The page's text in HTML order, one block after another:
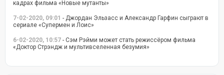
кадрах фильма «Новые мутанты»
7-02-2020, 09:01 - Джордан Эльзасс и Александр Гарфин сыграют в
сериале «Супермен и Лоис»
6-02-2020, 10:57 - Сэм Рэйми может стать режиссёром фильма
«Доктор Стрэндж и мультивселенная безумия»